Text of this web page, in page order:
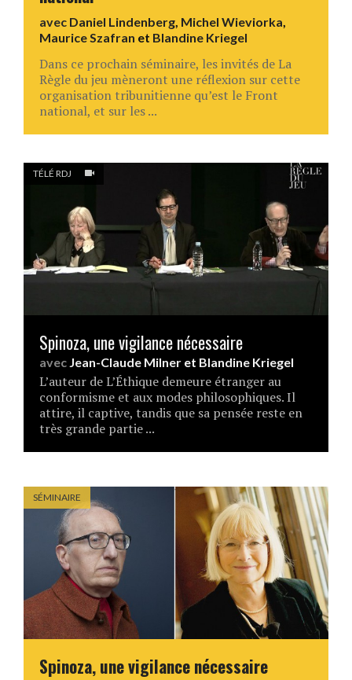
avec Daniel Lindenberg, Michel Wieviorka,
Maurice Szafran et Blandine Kriegel
Dans ce prochain séminaire, les invités de La
Règle du jeu mèneront une réflexion sur cette
organisation tribunitienne qu’est le Front
national, et sur les ...
TÉLÉ RDJ
Spinoza, une vigilance nécessaire
avec Jean-Claude Milner et Blandine Kriegel
L’auteur de L’Éthique demeure étranger au
conformisme et aux modes philosophiques. Il
attire, il captive, tandis que sa pensée reste en
très grande partie ...
SÉMINAIRE
Spinoza, une vigilance nécessaire